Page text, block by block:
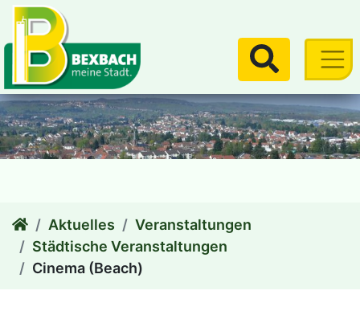
zum Inhalt
Suchen
Aktuelles
Veranstaltungen
Städtische Veranstaltungen
Cinema (Beach)